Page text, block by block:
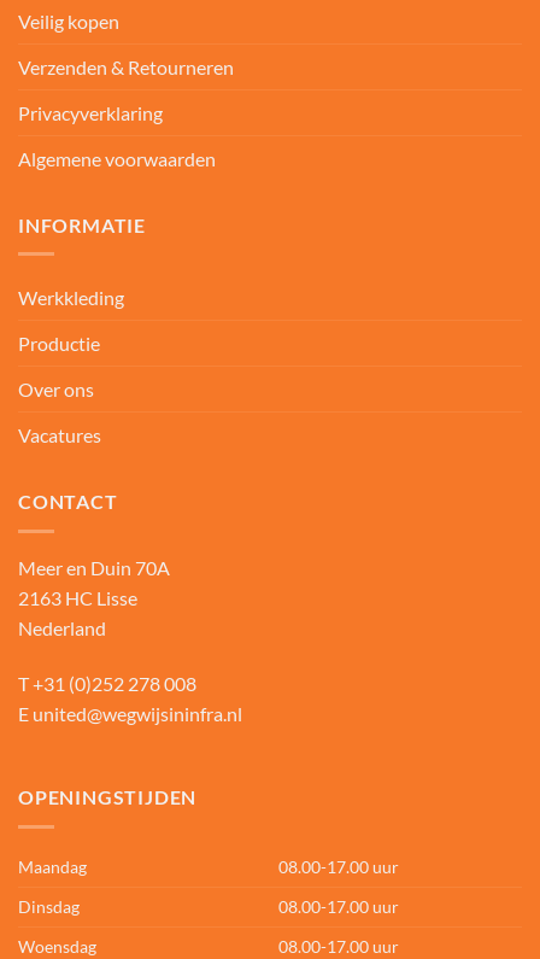
Veilig kopen
Verzenden & Retourneren
Privacyverklaring
Algemene voorwaarden
INFORMATIE
Werkkleding
Productie
Over ons
Vacatures
CONTACT
Meer en Duin 70A
2163 HC Lisse
Nederland
T+31 (0)252 278 008
E united@wegwijsininfra.nl
OPENINGSTIJDEN
Maandag
08.00-17.00 uur
Dinsdag
08.00-17.00 uur
Woensdag
08.00-17.00 uur